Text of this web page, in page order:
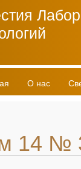
О нас
14 №